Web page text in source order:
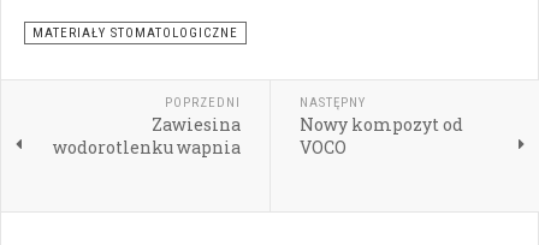
MATERIAŁY STOMATOLOGICZNE
POPRZEDNI
Zawiesina
wodorotlenku wapnia
NASTĘPNY
Nowy kompozyt od
VOCO